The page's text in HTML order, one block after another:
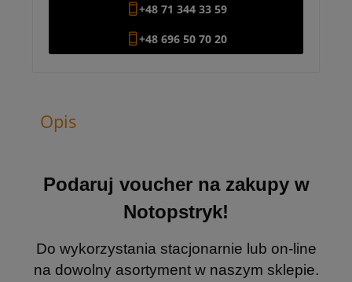
+48 71 344 33 59
+48 696 50 70 20
Opis
Podaruj voucher na zakupy w
Notopstryk!
Do wykorzystania stacjonarnie lub on-line
na dowolny asortyment w naszym sklepie.